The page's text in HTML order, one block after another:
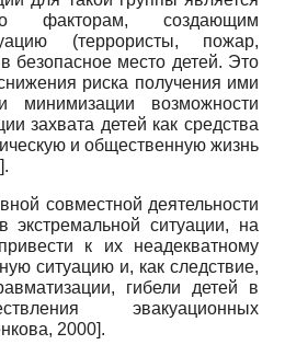
факторам, создающим
(террористы, пожар,
безопасное место детей. Это
риска получения ими
минимизации возможности
захвата детей как средства
и общественную жизнь
].
совместной деятельности
экстремальной ситуации, на
к их неадекватному
ситуацию и, как следствие,
гибели детей в
эвакуационных
2000].